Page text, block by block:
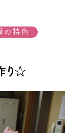
の特色
り☆